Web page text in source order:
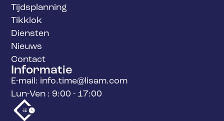
Tijdsplanning
Tikklok
Diensten
Nieuws
Contact
Informatie
E-mail: info.time@lisam.com
Lun-Ven : 9:00 - 17:00